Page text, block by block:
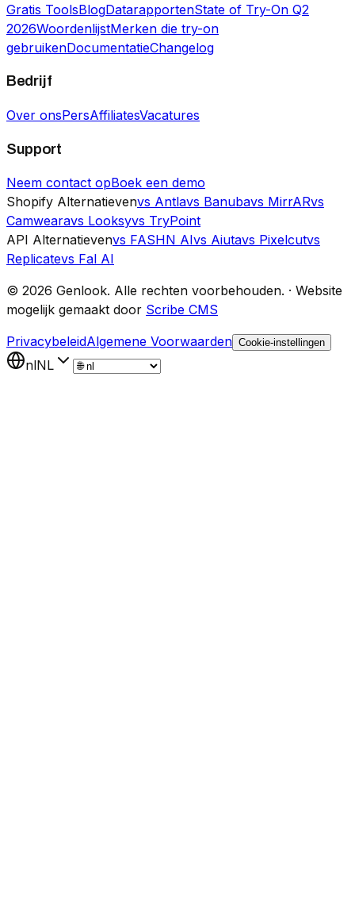
Gratis ToolsBlogDatarapportenState of Try-On Q2
2026WoordenlijstMerken die try-on
gebruikenDocumentatieChangelog
Bedrijf
Over onsPersAffiliatesVacatures
Support
Neem contact opBoek een demo
Shopify Alternatievenvs Antlavs Banubavs MirrARvs
Camwearavs Looksyvs TryPoint
API Alternatievenvs FASHN AIvs Aiutavs Pixelcutvs
Replicatevs Fal AI
© 2026 Genlook. Alle rechten voorbehouden. · Website
mogelijk gemaakt door Scribe CMS
PrivacybeleidAlgemene Voorwaarden Cookie-instellingen
nlNL